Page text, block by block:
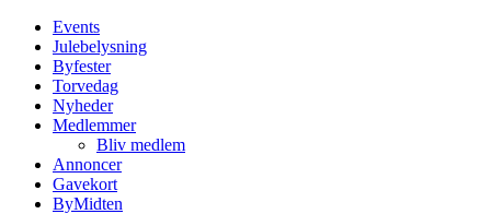
Events
Julebelysning
Byfester
Torvedag
Nyheder
Medlemmer
Bliv medlem
Annoncer
Gavekort
ByMidten